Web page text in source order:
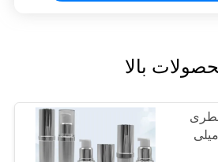
بالا
ضد انفجار بطری 15 میلی